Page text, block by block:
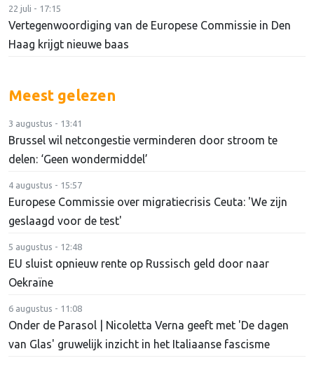
22 juli - 17:15
Vertegenwoordiging van de Europese Commissie in Den
Haag krijgt nieuwe baas
Meest gelezen
3 augustus - 13:41
Brussel wil netcongestie verminderen door stroom te
delen: ‘Geen wondermiddel’
4 augustus - 15:57
Europese Commissie over migratiecrisis Ceuta: 'We zijn
geslaagd voor de test'
5 augustus - 12:48
EU sluist opnieuw rente op Russisch geld door naar
Oekraïne
6 augustus - 11:08
Onder de Parasol | Nicoletta Verna geeft met 'De dagen
van Glas' gruwelijk inzicht in het Italiaanse fascisme